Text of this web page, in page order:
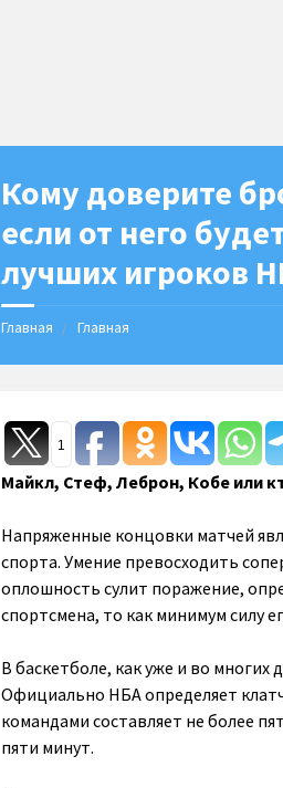
Кому доверите
если от него
лучших игроков
Главная Главная
1
Майкл, Стеф, Леброн, Кобе или
Напряженные концовки матчей
спорта. Умение превосходить
оплошность сулит поражение,
спортсмена, то как минимум силу
В баскетболе, как уже и во
Официально НБА определяет
командами составляет не более
пяти минут.